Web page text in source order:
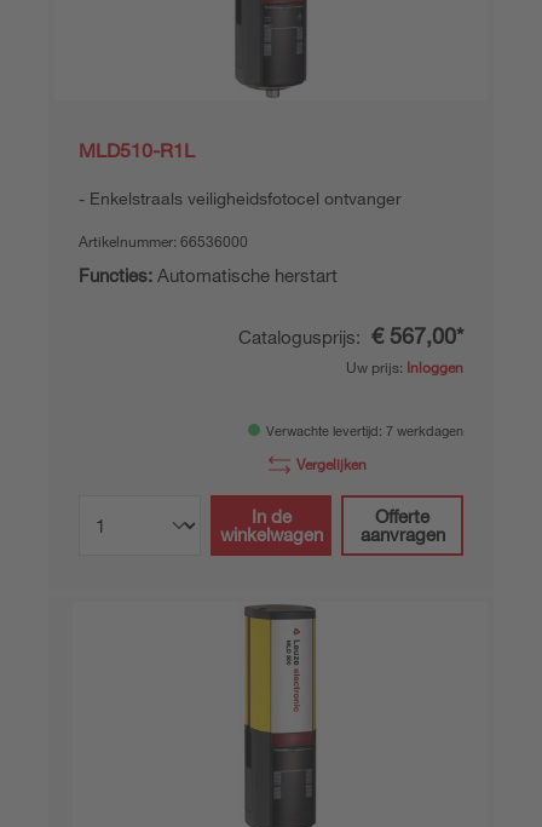
MLD510-R1L
Enkelstraals veiligheidsfotocel ontvanger
Artikelnummer: 66536000
Functies: Automatische herstart
Catalogusprijs: € 567,00*
Uw prijs: Inloggen
Verwachte levertijd: 7 werkdagen
Vergelijken
In de
winkelwagen
Offerte
aanvragen